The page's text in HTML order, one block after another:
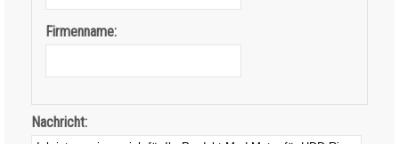
Firmenname:
Nachricht: